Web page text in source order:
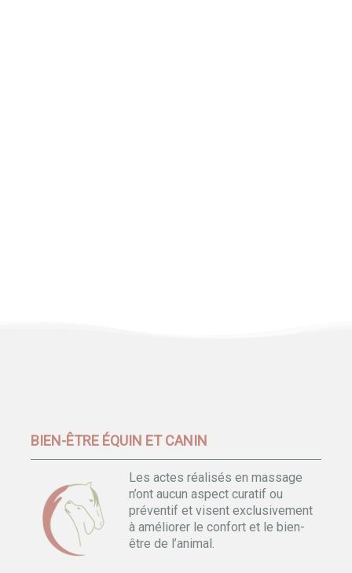
BIEN-ÊTRE ÉQUIN ET CANIN
Les actes réalisés en massage
n’ont aucun aspect curatif ou
préventif et visent exclusivement
à améliorer le confort et le bien-
être de l’animal.